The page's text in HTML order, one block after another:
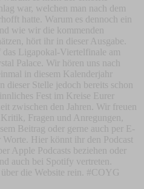
war, welchen man nach dem
hatte. Warum es dennoch ein
wie wir die kommenden
hört ihr in dieser Ausgabe.
Ligapokal-Viertelfinale am
Palace. Wir hören uns nach
in diesem Kalenderjahr
dieser Stelle jedoch bereits schon
Fest im Kreise Eurer
zwischen den Jahren. Wir freuen
Fragen und Anregungen,
Beitrag oder gerne auch per E-
Hier könnt ihr den Podcast
Apple Podcasts beziehen oder
auch bei Spotify vertreten.
die Website rein. #COYG